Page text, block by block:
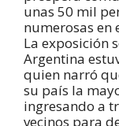
unas 50 mil
numerosas en
La exposición
Argentina
quien narró
su país la
ingresando a
vecinos para